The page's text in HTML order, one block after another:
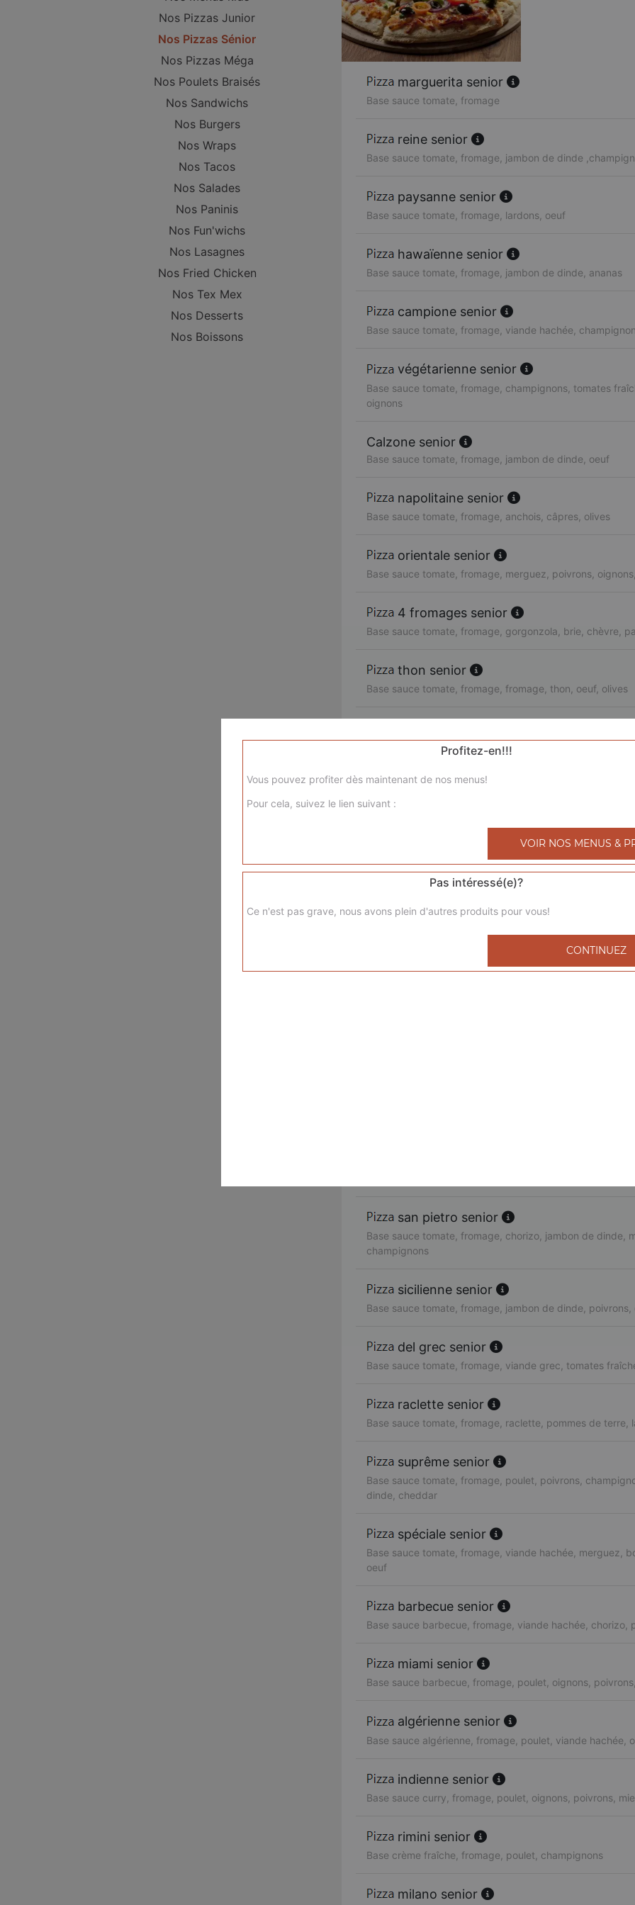
Nos Pizzas Junior
Nos Pizzas Sénior
Nos Pizzas Méga
Nos Poulets Braisés
Nos Sandwichs
Nos Burgers
Nos Wraps
Nos Tacos
Nos Salades
Nos Paninis
Nos Fun'wichs
Nos Lasagnes
Nos Fried Chicken
Nos Tex Mex
Nos Desserts
Nos Boissons
marguerita senior
Base sauce tomate, fromage
reine senior
Base sauce tomate, fromage, jambon de dinde
paysanne senior
Base sauce tomate, fromage, lardons, oeuf
hawaïenne senior
Base sauce tomate, fromage, jambon de dinde, ananas
campione senior
Base sauce tomate, fromage, viande hachée,
végétarienne senior
Base sauce tomate, fromage, champignons, tomates
oignons
Calzone senior
Base sauce tomate, fromage, jambon de dinde, oeuf
napolitaine senior
Base sauce tomate, fromage, anchois, câpres, olives
orientale senior
Base sauce tomate, fromage, merguez, poivrons,
4 fromages senior
Base sauce tomate, fromage, gorgonzola, brie, chèvre,
thon senior
Base sauce tomate, fromage, fromage, thon, oeuf, olives
Base sauce tomate, fromage, chorizo, jambon de dinde,
royale senior
Base sauce tomate, fromage, poulet, viande hachée,
Base sauce tomate, fromage, viande hachée, pommes
Base sauce tomate, fromage, jambon de dinde,
fruits de mer senior
san pietro senior
Base sauce tomate, fromage, chorizo, jambon de dinde,
champignons
sicilienne senior
Base sauce tomate, fromage, jambon de dinde, poivrons,
del grec senior
Base sauce tomate, fromage, viande grec, tomates
raclette senior
Base sauce tomate, fromage, raclette, pommes de terre,
suprême senior
Base sauce tomate, fromage, poulet, poivrons,
dinde, cheddar
spéciale senior
Base sauce tomate, fromage, viande hachée, merguez,
oeuf
barbecue senior
Base sauce barbecue, fromage, viande hachée, chorizo,
miami senior
Base sauce barbecue, fromage, poulet, oignons,
algérienne senior
Base sauce algérienne, fromage, poulet, viande hachée,
indienne senior
Base sauce curry, fromage, poulet, oignons, poivrons,
rimini senior
Base crème fraîche, fromage, poulet, champignons
milano senior
Profitez-en!!!
Vous pouvez profiter dès maintenant de nos menus!
Pour cela, suivez le lien suivant :
VOIR NOS MENUS &
Pas intéressé(e)?
Ce n'est pas grave, nous avons plein d'autres produits pour vous!
CONTINUEZ